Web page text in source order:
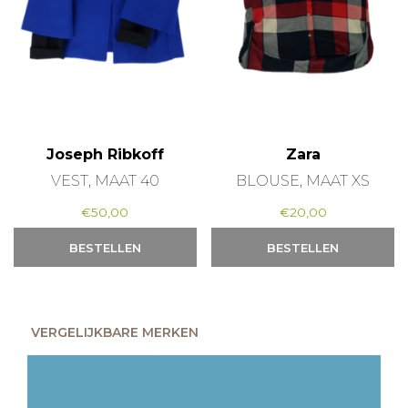
Joseph Ribkoff
VEST, MAAT 40
€50,00
BESTELLEN
Zara
BLOUSE, MAAT XS
€20,00
BESTELLEN
VERGELIJKBARE MERKEN